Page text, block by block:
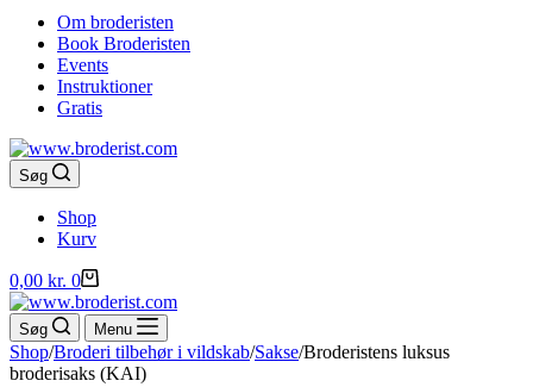
Om broderisten
Book Broderisten
Events
Instruktioner
Gratis
Søg
Shop
Kurv
Indkøbskurv
0,00 kr. 0
Søg Menu
Shop/Broderi tilbehør i vildskab/Sakse/Broderistens luksus
broderisaks (KAI)